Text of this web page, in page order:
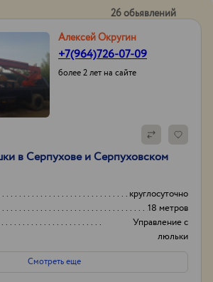
26 обьявлений
Алексей Округин
+7(964)726-07-09
более 2 лет на сайте
в Серпухове и Серпуховском
круглосуточно
18 метров
Управление с
люльки
Колесная
Смотреть еще